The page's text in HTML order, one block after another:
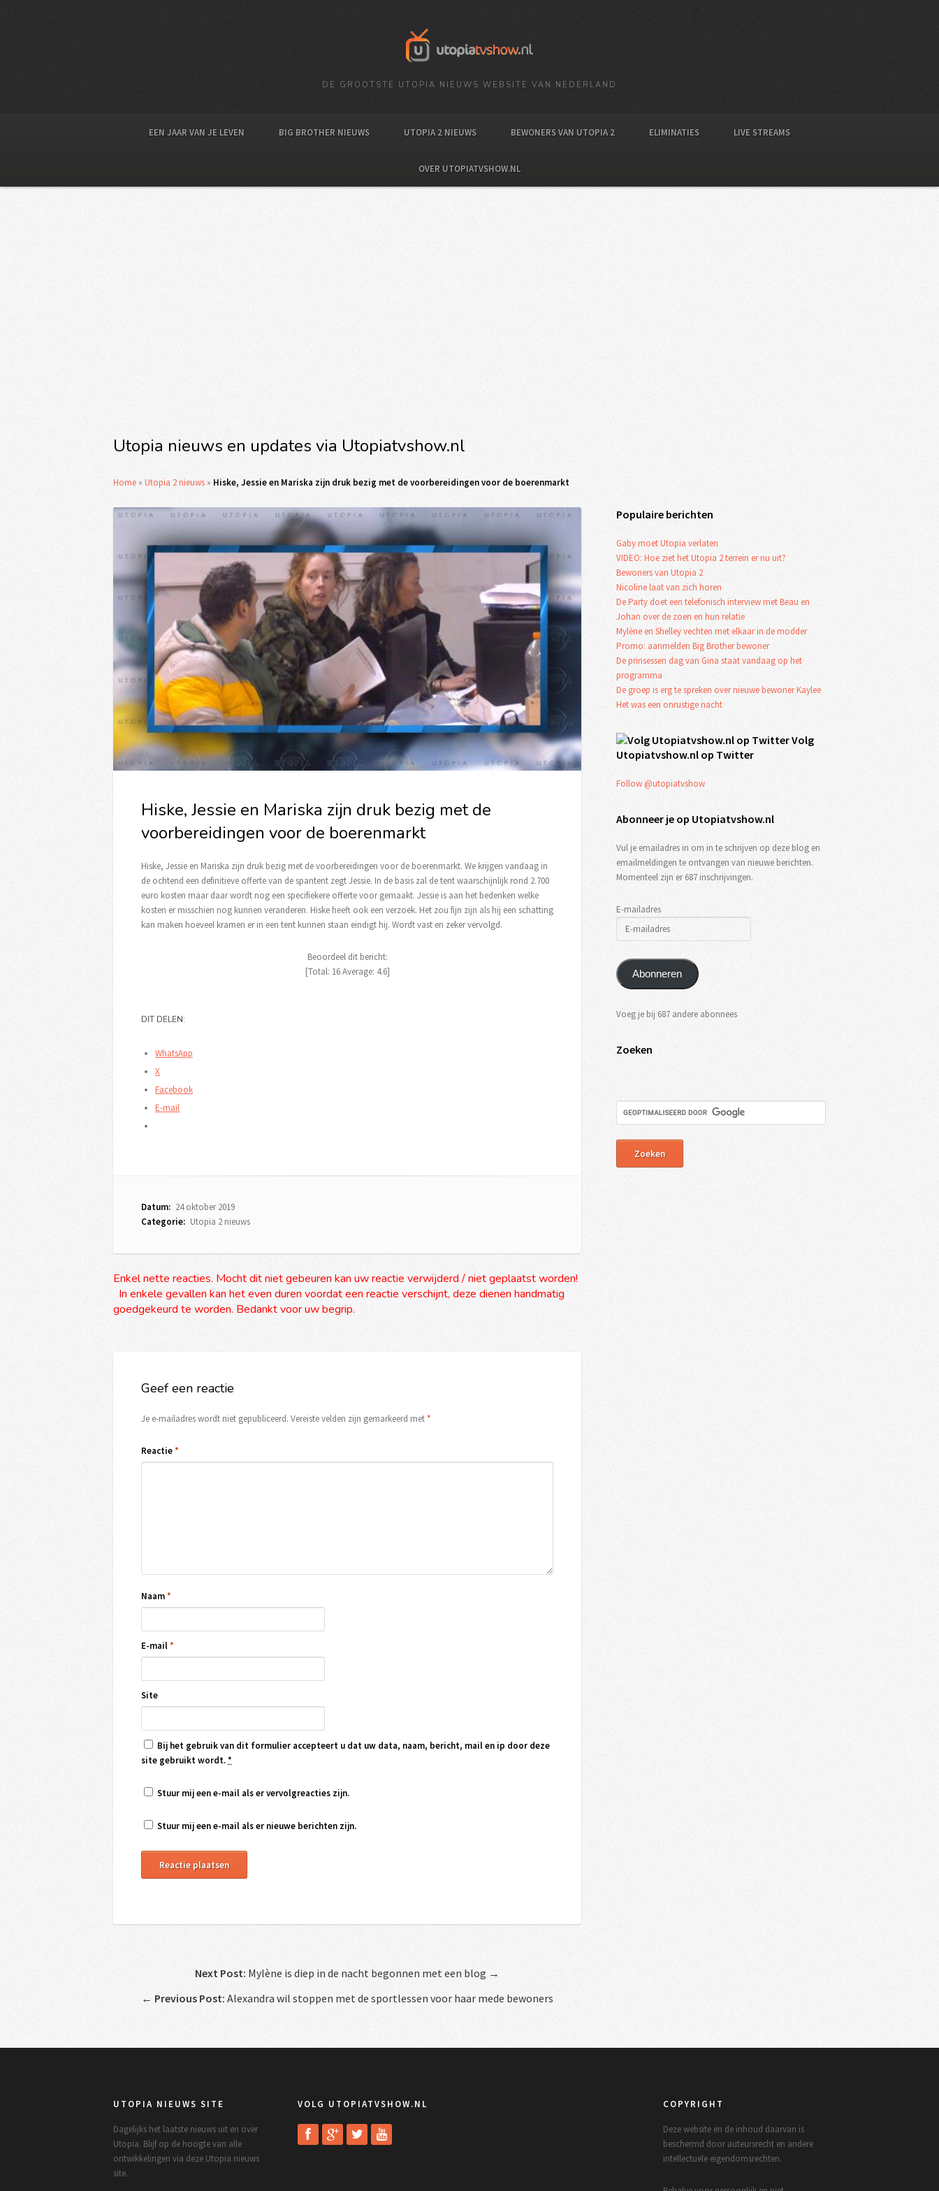
DE GROOTSTE UTOPIA NIEUWS WEBSITE VAN NEDERLAND
EEN JAAR VAN JE LEVEN BIG BROTHER NIEUWS UTOPIA 2 NIEUWS BEWONERS VAN UTOPIA 2 ELIMINATIES LIVE STREAMS
OVER UTOPIATVSHOW.NL
Utopia nieuws en updates via Utopiatvshow.nl
Home » Utopia 2 nieuws » Hiske, Jessie en Mariska zijn druk bezig met de voorbereidingen voor de boerenmarkt
Hiske, Jessie en Mariska zijn druk bezig met de
voorbereidingen voor de boerenmarkt
Hiske, Jessie en Mariska zijn druk bezig met de voorbereidingen voor de boerenmarkt. We krijgen vandaag in
de ochtend een definitieve offerte van de spantent zegt Jessie. In de basis zal de tent waarschijnlijk rond 2.700
euro kosten maar daar wordt nog een specifiekere offerte voor gemaakt. Jessie is aan het bedenken welke
kosten er misschien nog kunnen veranderen. Hiske heeft ook een verzoek. Het zou fijn zijn als hij een schatting
kan maken hoeveel kramen er in een tent kunnen staan eindigt hij. Wordt vast en zeker vervolgd.
Beoordeel dit bericht:
[Total: 16Average: 4.6]
DIT DELEN:
WhatsApp
X
Facebook
E-mail
Datum: 24 oktober 2019
Categorie: Utopia 2 nieuws
Enkel nette reacties. Mocht dit niet gebeuren kan uw reactie verwijderd / niet geplaatst worden!
In enkele gevallen kan het even duren voordat een reactie verschijnt, deze dienen handmatig
goedgekeurd te worden. Bedankt voor uw begrip.
Geef een reactie
Je e-mailadres wordt niet gepubliceerd. Vereiste velden zijn gemarkeerd met*
Reactie*
Naam*
E-mail*
Site
Bij het gebruik van dit formulier accepteert u dat uw data, naam, bericht, mail en ip door deze
site gebruikt wordt.*
Stuur mij een e-mail als er vervolgreacties zijn.
Stuur mij een e-mail als er nieuwe berichten zijn.
Next Post: Mylène is diep in de nacht begonnen met een blog →
← Previous Post: Alexandra wil stoppen met de sportlessen voor haar mede bewoners
Populaire berichten
Gaby moet Utopia verlaten
VIDEO: Hoe ziet het Utopia 2 terrein er nu uit?
Bewoners van Utopia 2
Nicoline laat van zich horen
De Party doet een telefonisch interview met Beau en
Johan over de zoen en hun relatie
Mylène en Shelley vechten met elkaar in de modder
Promo: aanmelden Big Brother bewoner
De prinsessen dag van Gina staat vandaag op het
programma
De groep is erg te spreken over nieuwe bewoner Kaylee
Het was een onrustige nacht
Volg
Utopiatvshow.nl op Twitter
Follow @utopiatvshow
Abonneer je op Utopiatvshow.nl
Vul je emailadres in om in te schrijven op deze blog en
emailmeldingen te ontvangen van nieuwe berichten.
Momenteel zijn er 687 inschrijvingen.
E-mailadres
Abonneren
Voeg je bij 687 andere abonnees
Zoeken
UTOPIA NIEUWS SITE
Dagelijks het laatste nieuws uit en over
Utopia. Blijf op de hoogte van alle
ontwikkelingen via deze Utopia nieuws
site.
VOLG UTOPIATVSHOW.NL COPYRIGHT
Deze website en de inhoud daarvan is
beschermd door auteursrecht en andere
intellectuele eigendomsrechten.